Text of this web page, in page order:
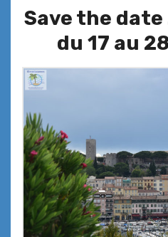
Save the date
du 17 au